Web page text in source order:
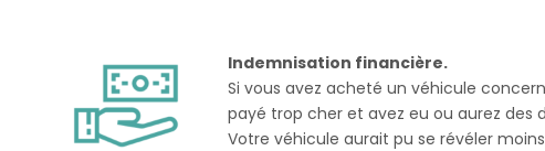
Indemnisation financière.
Si vous avez acheté un véhicule
payé trop cher et avez eu ou aurez des
Votre véhicule aurait pu se révéler